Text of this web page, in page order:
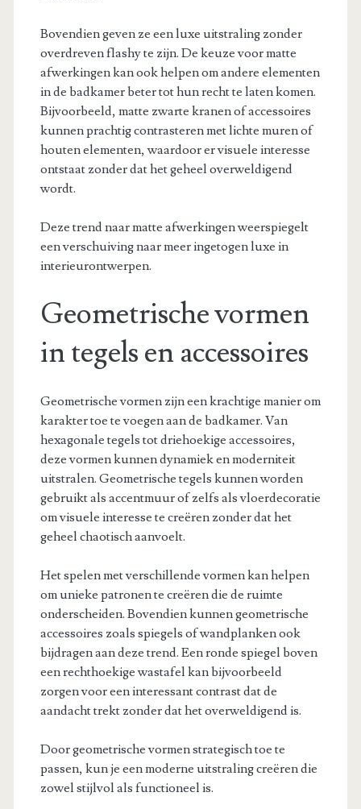
Bovendien geven ze een luxe uitstraling zonder
overdreven flashy te zijn. De keuze voor matte
afwerkingen kan ook helpen om andere elementen
in de badkamer beter tot hun recht te laten komen.
Bijvoorbeeld, matte zwarte kranen of accessoires
kunnen prachtig contrasteren met lichte muren of
houten elementen, waardoor er visuele interesse
ontstaat zonder dat het geheel overweldigend
wordt.
Deze trend naar matte afwerkingen weerspiegelt
een verschuiving naar meer ingetogen luxe in
interieurontwerpen.
Geometrische vormen
in tegels en accessoires
Geometrische vormen zijn een krachtige manier om
karakter toe te voegen aan de badkamer. Van
hexagonale tegels tot driehoekige accessoires,
deze vormen kunnen dynamiek en moderniteit
uitstralen. Geometrische tegels kunnen worden
gebruikt als accentmuur of zelfs als vloerdecoratie
om visuele interesse te creëren zonder dat het
geheel chaotisch aanvoelt.
Het spelen met verschillende vormen kan helpen
om unieke patronen te creëren die de ruimte
onderscheiden. Bovendien kunnen geometrische
accessoires zoals spiegels of wandplanken ook
bijdragen aan deze trend. Een ronde spiegel boven
een rechthoekige wastafel kan bijvoorbeeld
zorgen voor een interessant contrast dat de
aandacht trekt zonder dat het overweldigend is.
Door geometrische vormen strategisch toe te
passen, kun je een moderne uitstraling creëren die
zowel stijlvol als functioneel is.